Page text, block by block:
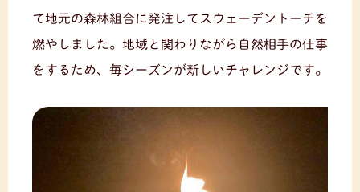
て地元の森林組合に発注してスウェーデントーチを
燃やしました。地域と関わりながら自然相手の仕事
をするため、毎シーズンが新しいチャレンジです。